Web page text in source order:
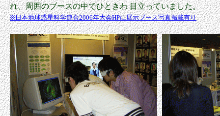
れ、周囲のブースの中でひときわ 目立っていました。
※日本地球惑星科学連合2006年大会HPに展示ブース写真掲載有り